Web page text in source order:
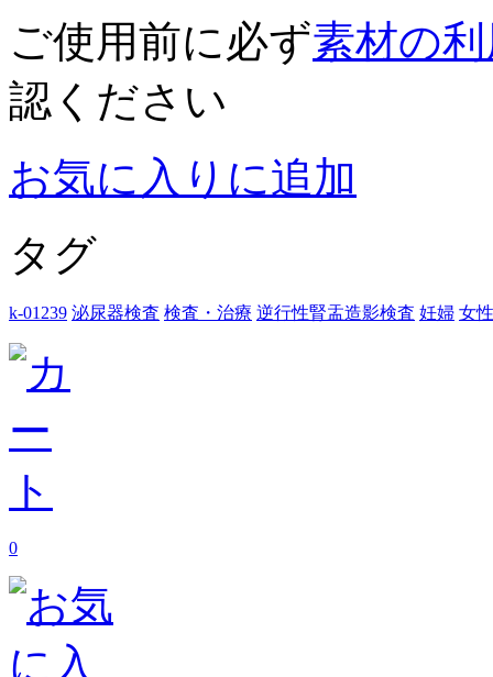
ご使用前に必ず素材の
認ください
お気に入りに追加
タグ
k-01239 泌尿器検査 検査・治療 逆行性腎盂造影検査 妊婦 女性
0